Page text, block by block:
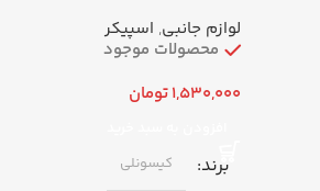
لوازم جانبی, اسپیکر
محصولات موجود
1,530,000تومان
برند کیسونلی